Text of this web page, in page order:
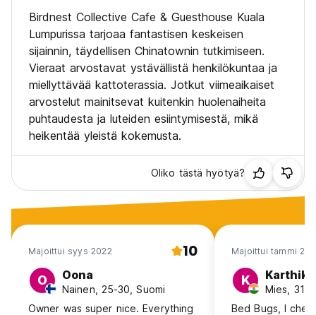
Birdnest Collective Cafe & Guesthouse Kuala
Lumpurissa tarjoaa fantastisen keskeisen
sijainnin, täydellisen Chinatownin tutkimiseen.
Vieraat arvostavat ystävällistä henkilökuntaa ja
miellyttävää kattoterassia. Jotkut viimeaikaiset
arvostelut mainitsevat kuitenkin huolenaiheita
puhtaudesta ja luteiden esiintymisestä, mikä
heikentää yleistä kokemusta.
Oliko tästä hyötyä?
Majoittui syys 2022 10
O Oona
Nainen, 25-30, Suomi
Owner was super nice. Everything
Majoittui tammi
K Karthik
Mies, 31-
Bed Bugs, I